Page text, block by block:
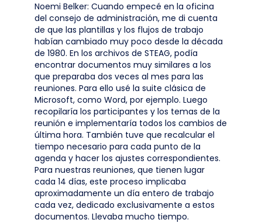
Noemi Belker: Cuando empecé en la oficina
del consejo de administración, me di cuenta
de que las plantillas y los flujos de trabajo
habían cambiado muy poco desde la década
de 1980. En los archivos de STEAG, podía
encontrar documentos muy similares a los
que preparaba dos veces al mes para las
reuniones. Para ello usé la suite clásica de
Microsoft, como Word, por ejemplo. Luego
recopilaría los participantes y los temas de la
reunión e implementaría todos los cambios de
última hora. También tuve que recalcular el
tiempo necesario para cada punto de la
agenda y hacer los ajustes correspondientes.
Para nuestras reuniones, que tienen lugar
cada 14 días, este proceso implicaba
aproximadamente un día entero de trabajo
cada vez, dedicado exclusivamente a estos
documentos. Llevaba mucho tiempo.